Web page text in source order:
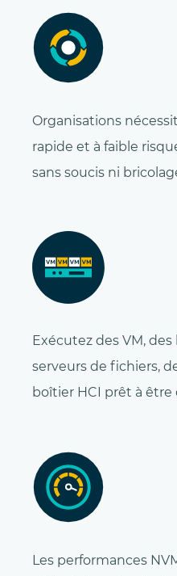
Organisations
rapide et à faible
sans soucis ni
Exécutez des VM,
serveurs de fichiers,
boîtier HCI prêt à être
Les performances